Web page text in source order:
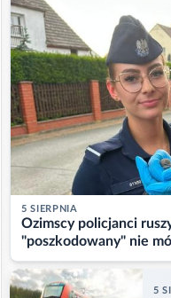
5 SIERPNIA
Ozimscy policjanci
"poszkodowany" nie
5